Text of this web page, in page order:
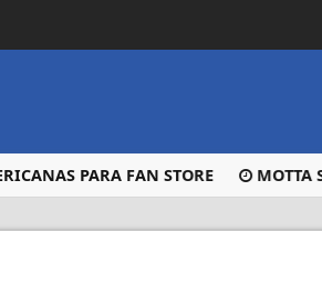
PARA FAN STORE MOTTA